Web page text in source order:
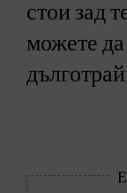
стои зад
можете да